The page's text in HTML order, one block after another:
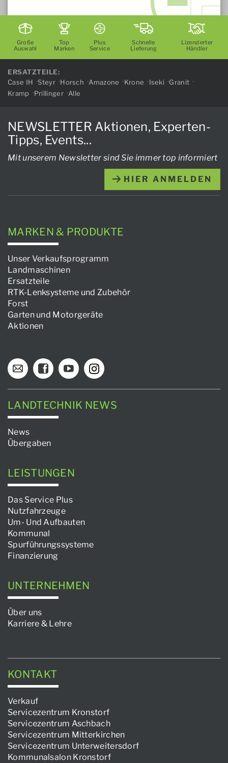
Große
Auswahl
Top
Marken
Plus
Service
Schnelle
Lieferung
Lizenzierter
Händler
ERSATZTEILE:
Case IH
Steyr Horsch Amazone Krone Iseki
Granit
Kramp
Prillinger Alle
NEWSLETTER Aktionen, Experten-
Tipps, Events...
Mit unserem Newsletter sind Sie immer top informiert
HIER ANMELDEN
MARKEN & PRODUKTE
Unser Verkaufsprogramm
Landmaschinen
Ersatzteile
RTK-Lenksysteme und Zubehör
Forst
Garten und Motorgeräte
Aktionen
LANDTECHNIK NEWS
News
Übergaben
LEISTUNGEN
Das Service Plus
Nutzfahrzeuge
Um- Und Aufbauten
Kommunal
Spurführungssysteme
Finanzierung
UNTERNEHMEN
Über uns
Karriere & Lehre
KONTAKT
Verkauf
Servicezentrum Kronstorf
Servicezentrum Aschbach
Servicezentrum Mitterkirchen
Servicezentrum Unterweitersdorf
Kommunalsalon Kronstorf